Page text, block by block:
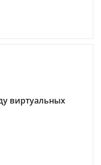
виртуальных